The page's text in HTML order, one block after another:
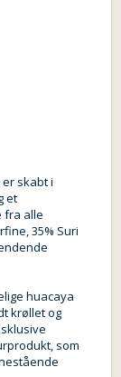
skabt i
et
fra alle
35% Suri
huacaya
krøllet og
som